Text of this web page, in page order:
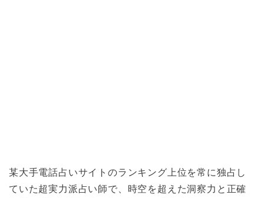
某大手電話占いサイトのランキング上位を常に独占し
ていた超実力派占い師で、時空を超えた洞察力と正確